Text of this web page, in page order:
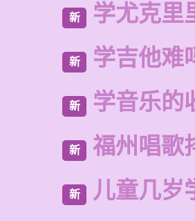
新 学尤克里
新 学吉他难
新 学音乐的
新 福州唱歌
新 儿童几岁